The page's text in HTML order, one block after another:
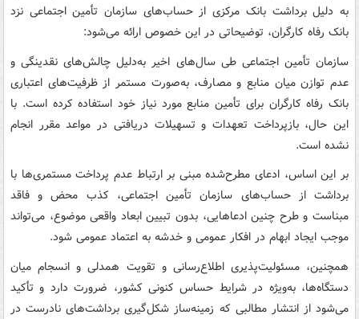
به دلیل برداشت بانک مرکزی از حساب‌های سازمان تأمین اجتماعی نزد
بانک رفاه کارگران، توضیحاتی در این خصوص ارائه می‌شود:
سازمان تأمین اجتماعی طی سال‌های اخیر به‌دلیل چالش‌های نقدینگی و
عدم توازن میان منابع و مصارف، به‌صورت مستمر از ظرفیت‌های اعتباری
بانک رفاه کارگران برای تأمین منابع مورد نیاز خود استفاده کرده است. با
این حال، بازپرداخت تعهدات و تسهیلات دریافتی در مواعد مقرر انجام
نشده است.
بر این اساس، ادعای مطرح‌شده مبنی بر ارتباط عدم پرداخت مستمری‌ها با
برداشت از حساب‌های سازمان تأمین اجتماعی، کذب محض و فاقد
مبناست و طرح چنین ادعاهایی، بدون تبیین ابعاد واقعی موضوع، می‌تواند
موجب ایجاد ابهام در افکار عمومی و خدشه به اعتماد عمومی شود.
همچنین، مسئولیت‌پذیری اطلاع‌رسانی و تقویت همدلی و انسجام میان
دستگاه‌ها، به‌ویژه در شرایط حساس کنونی کشور، ضرورت دارد و تأکید
می‌شود از انتشار مطالبی که زمینه‌ساز شکل‌گیری برداشت‌های نادرست در